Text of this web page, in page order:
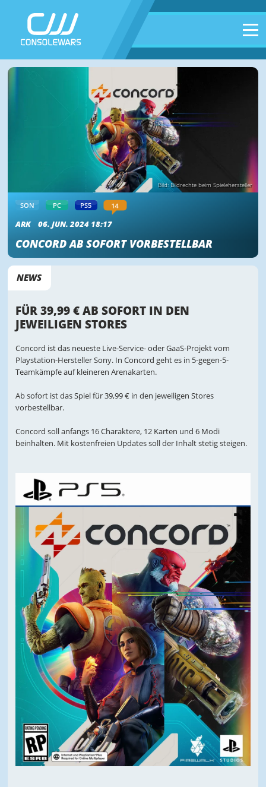
Bild: Bildrechte beim Spielehersteller
SON PC PS5 14
ARK 06. JUN. 2024 18:17
CONCORD AB SOFORT VORBESTELLBAR
NEWS
FÜR 39,99 € AB SOFORT IN DEN
JEWEILIGEN STORES
Concord ist das neueste Live-Service- oder GaaS-Projekt vom
Playstation-Hersteller Sony. In Concord geht es in 5-gegen-5-
Teamkämpfe auf kleineren Arenakarten.
Ab sofort ist das Spiel für 39,99 € in den jeweiligen Stores
vorbestellbar.
Concord soll anfangs 16 Charaktere, 12 Karten und 6 Modi
beinhalten. Mit kostenfreien Updates soll der Inhalt stetig steigen.